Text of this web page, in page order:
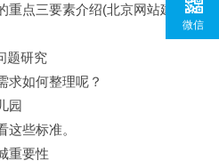
重点三要素介绍(北京网站建设公
题研究
求如何整理呢？
园
些标准。
重要性
微信